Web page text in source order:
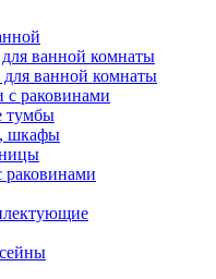
для ванной комнаты
ванной комнаты
с раковинами
тумбы
шкафы